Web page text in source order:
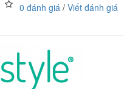
0 đánh giá / Viết đánh giá